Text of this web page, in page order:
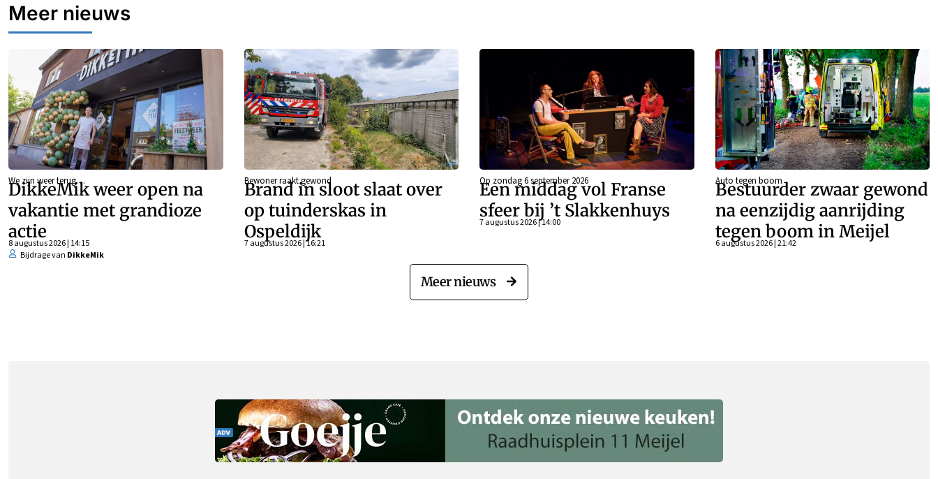
Meer nieuws
We zijn weer terug…
DikkeMik weer open na
vakantie met grandioze
actie
8 augustus 2026 | 14:15
Bijdrage van DikkeMik
Bewoner raakt gewond
Brand in sloot slaat over
op tuinderskas in
Ospeldijk
7 augustus 2026 | 16:21
Op zondag 6 september 2026
Een middag vol Franse
sfeer bij ’t Slakkenhuys
7 augustus 2026 | 14:00
Auto tegen boom
Bestuurder zwaar gewond
na eenzijdig aanrijding
tegen boom in Meijel
6 augustus 2026 | 21:42
Meer nieuws